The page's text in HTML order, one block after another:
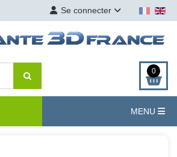
Se connecter
0
MENU